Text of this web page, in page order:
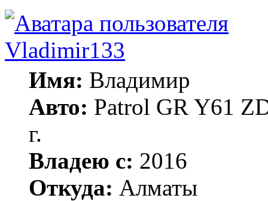
Vladimir133
Имя: Владимир
Авто: Patrol GR Y61
г.
Владею с: 2016
Откуда: Алматы